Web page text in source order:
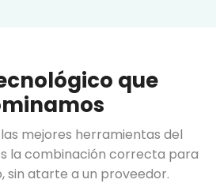
que
mejores herramientas del
la combinación correcta para
sin atarte a un proveedor.